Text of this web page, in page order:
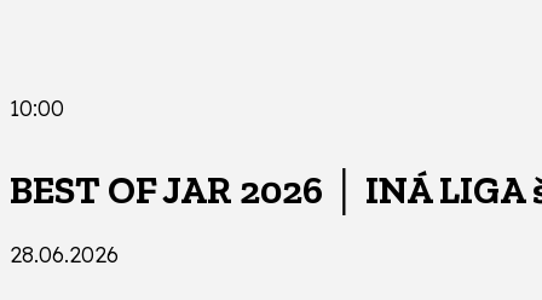
10:00
BEST OF JAR 2026 │ INÁ
28.06.2026